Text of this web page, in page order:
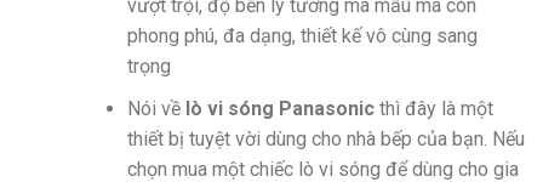
vượt trội, độ bền lý tưởng mà mẫu mã còn
phong phú, đa dạng, thiết kế vô cùng sang
trọng
Nói về lò vi sóng Panasonicthì đây là một
thiết bị tuyệt vời dùng cho nhà bếp của bạn. Nếu
chọn mua một chiếc lò vi sóng để dùng cho gia